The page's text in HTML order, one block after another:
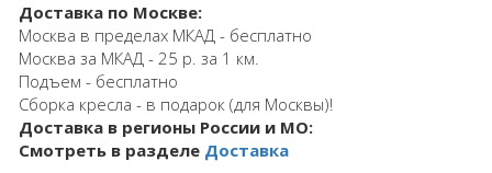
Доставка по Москве:
Москва в пределах МКАД - бесплатно
Москва за МКАД - 25 р. за 1 км.
Подъем - бесплатно
Сборка кресла - в подарок (для Москвы)!
Доставка в регионы России и МО:
Смотреть в разделе Доставка